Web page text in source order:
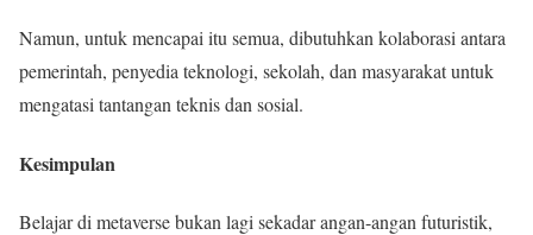
Namun, untuk mencapai itu semua, dibutuhkan kolaborasi antara
pemerintah, penyedia teknologi, sekolah, dan masyarakat untuk
mengatasi tantangan teknis dan sosial.
Kesimpulan
Belajar di metaverse bukan lagi sekadar angan-angan futuristik,